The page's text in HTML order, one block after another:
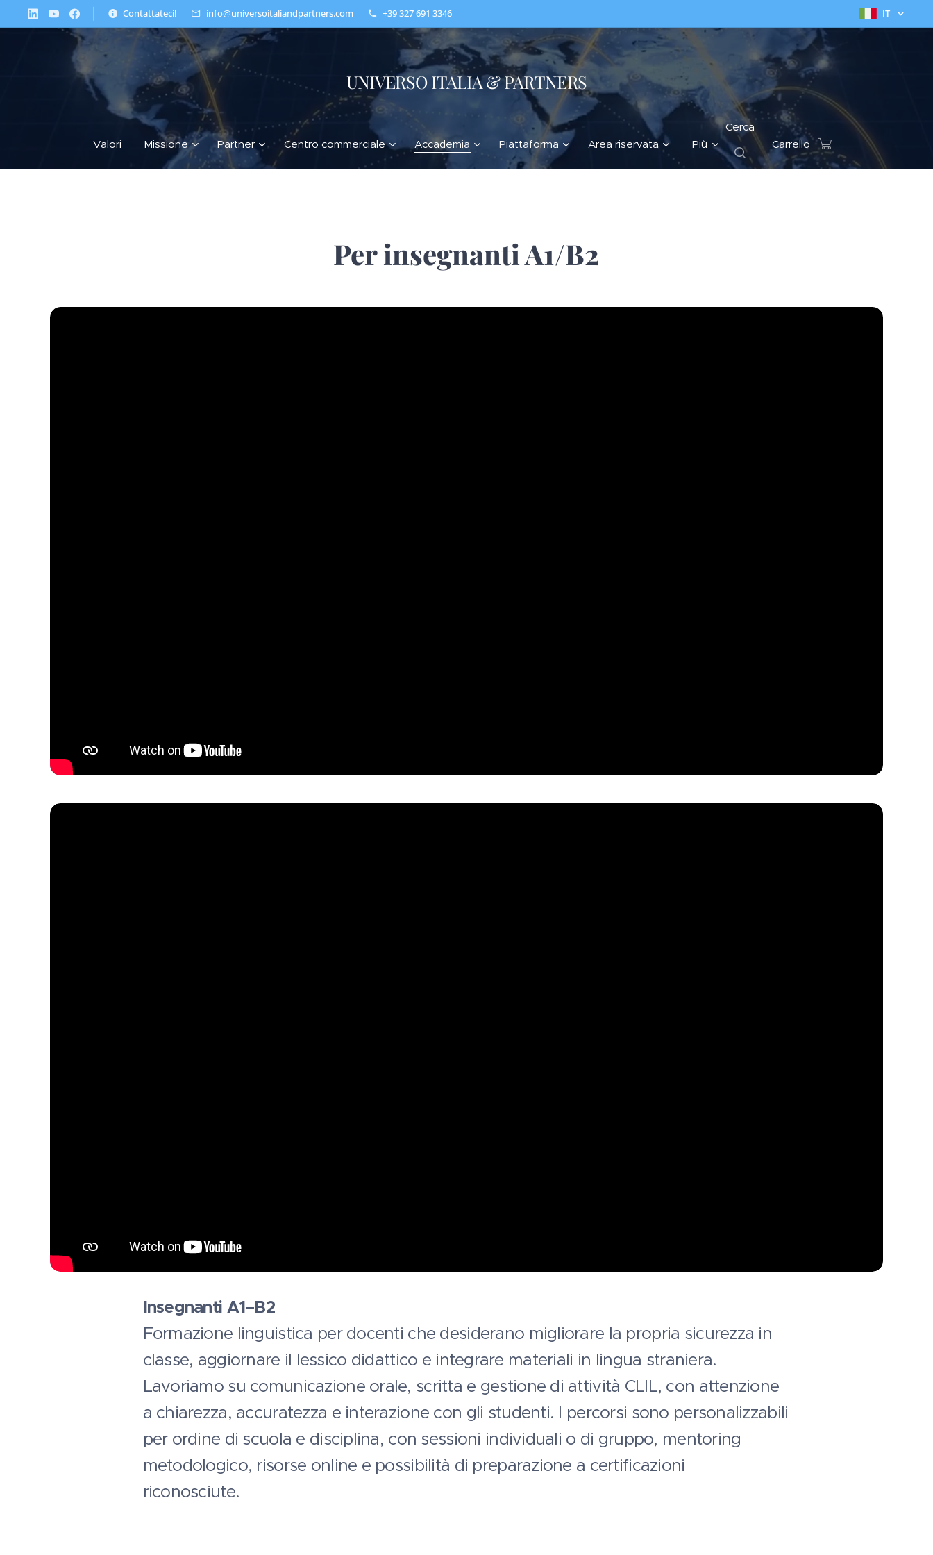
Contattateci! info@universoitaliandpartners.com +39 327 691 3346 IT
UNIVERSO ITALIA & PARTNERS
Valori Missione Partner Centro commerciale Accademia Piattaforma Area riservata Più
Cerca
Carrello
Per insegnanti A1/B2
Insegnanti A1–B2
Formazione linguistica per docenti che desiderano migliorare la propria sicurezza in
classe, aggiornare il lessico didattico e integrare materiali in lingua straniera.
Lavoriamo su comunicazione orale, scritta e gestione di attività CLIL, con attenzione
a chiarezza, accuratezza e interazione con gli studenti. I percorsi sono personalizzabili
per ordine di scuola e disciplina, con sessioni individuali o di gruppo, mentoring
metodologico, risorse online e possibilità di preparazione a certificazioni
riconosciute.